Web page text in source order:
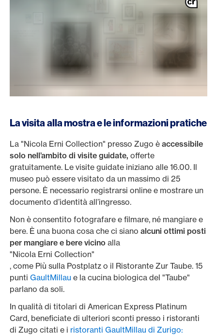
La visita alla mostra e le informazioni pratiche
La "Nicola Erni Collection" presso Zugo è accessibile
solo nell’ambito di visite guidate, offerte
gratuitamente. Le visite guidate iniziano alle 16.00. Il
museo può essere visitato da un massimo di 25
persone. È necessario registrarsi online e mostrare un
documento d’identità all’ingresso.
Non è consentito fotografare e filmare, né mangiare e
bere. È una buona cosa che ci siano alcuni ottimi posti
per mangiare e bere vicino alla
"Nicola Erni Collection"
, come Più sulla Postplatz o il Ristorante Zur Taube. 15
punti GaultMillau e la cucina biologica del "Taube"
parlano da soli.
In qualità di titolari di American Express Platinum
Card, beneficiate di ulteriori sconti presso i ristoranti
di Zugo citati e i ristoranti GaultMillau di Zurigo: